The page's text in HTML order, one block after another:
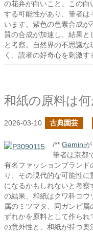
の花弁が白いこと。この
する可能性があり、筆者は
います。紫色の色素合成
質の合成が加速し、結果と
と考察。自然界の不思議
く、読者の好奇心を刺激す
和紙の原料は何
2026-03-10 古典園芸
/** Gemini
筆者は京都
有名ファッションブランド
り、その現代的な可能性
になるかもしれないと考
の結果、和紙はクワ科コウ
属のミツマタ、同ガンピ
ずれかを原料として作られ
の意外性と、和紙が持つ奥